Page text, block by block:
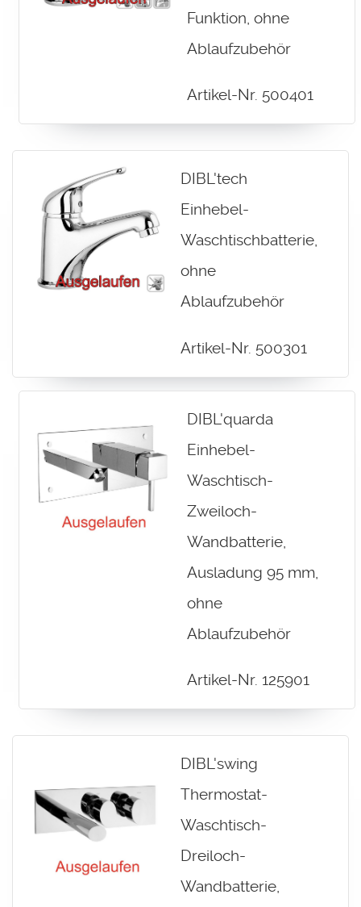
Funktion, ohne
Ablaufzubehör
Artikel-Nr. 500401
DIBL'tech
Einhebel-
Waschtischbatterie,
ohne
Ablaufzubehör
Artikel-Nr. 500301
DIBL'quarda
Einhebel-
Waschtisch-
Zweiloch-
Wandbatterie,
Ausladung 95 mm,
ohne
Ablaufzubehör
Artikel-Nr. 125901
DIBL'swing
Thermostat-
Waschtisch-
Dreiloch-
Wandbatterie,